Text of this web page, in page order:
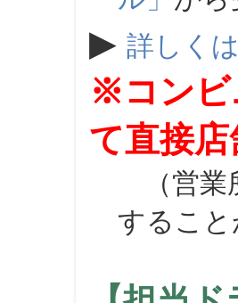
▶ 詳しく
※コンビ
て直接
（営業
するこ